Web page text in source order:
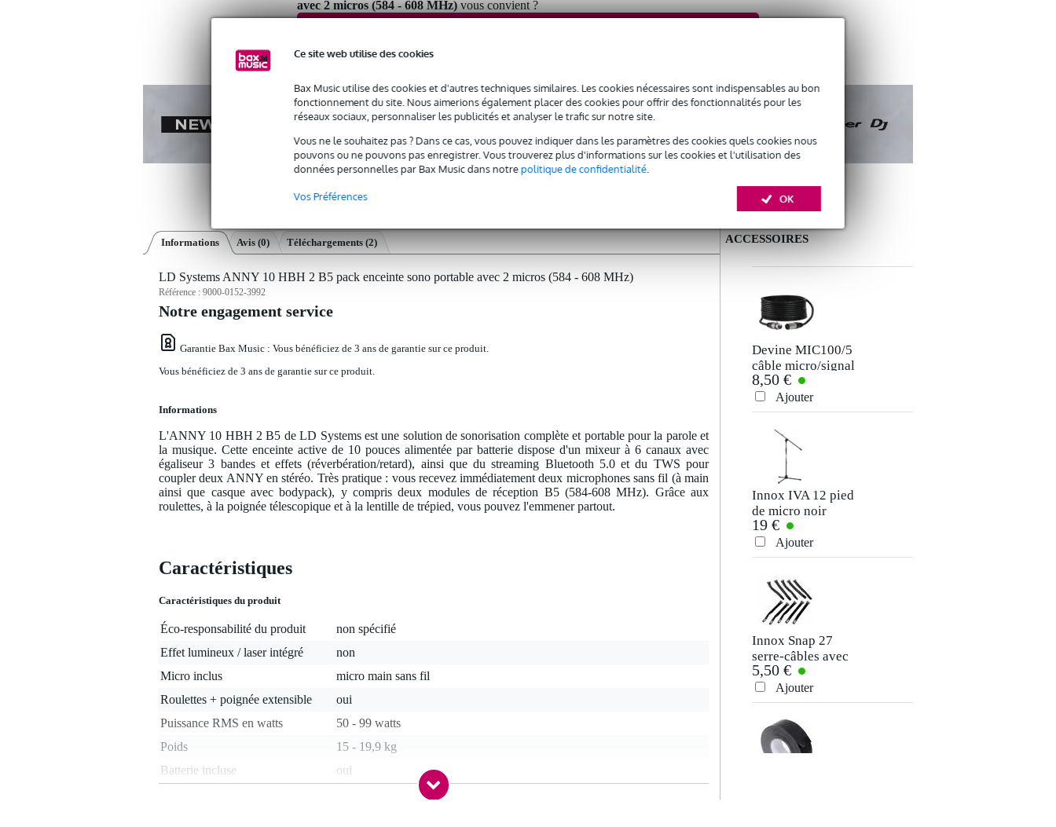
Ce site web utilise des cookies
Bax Music utilise des cookies et d'autres techniques similaires. Les cookies nécessaires sont indispensables au bon
fonctionnement du site. Nous aimerions également placer des cookies pour offrir des fonctionnalités pour les
réseaux sociaux, personnaliser les publicités et analyser le trafic sur notre site.
Vous ne le souhaitez pas ? Dans ce cas, vous pouvez indiquer dans les paramètres des cookies quels cookies nous
pouvons ou ne pouvons pas enregistrer. Vous trouverez plus d'informations sur les cookies et l'utilisation des
données personnelles par Bax Music dans notrepolitique de confidentialité.
OK
Vos Préférences
avec 2 micros (584 - 608 MHz)vous convient ?
Informations Avis (0) Téléchargements (2)
LD Systems ANNY 10 HBH 2 B5 pack enceinte sono portable avec 2 micros (584 - 608 MHz)
Référence : 9000-0152-3992
Notre engagement service
Garantie Bax Music : Vous bénéficiez de 3 ans de garantie sur ce produit.
Vous bénéficiez de 3 ans de garantie sur ce produit.
Informations
L'ANNY 10 HBH 2 B5 de LD Systems est une solution de sonorisation complète et portable pour la parole et
la musique. Cette enceinte active de 10 pouces alimentée par batterie dispose d'un mixeur à 6 canaux avec
égaliseur 3 bandes et effets (réverbération/retard), ainsi que du streaming Bluetooth 5.0 et du TWS pour
coupler deux ANNY en stéréo. Très pratique : vous recevez immédiatement deux microphones sans fil (à main
ainsi que casque avec bodypack), y compris deux modules de réception B5 (584-608 MHz). Grâce aux
roulettes, à la poignée télescopique et à la lentille de trépied, vous pouvez l'emmener partout.
Caractéristiques
Caractéristiques du produit
Éco-responsabilité du produit
non spécifié
Effet lumineux / laser intégré
non
Micro inclus
micro main sans fil
Roulettes + poignée extensible
oui
Puissance RMS en watts
50 - 99 watts
Poids
15 - 19,9 kg
Batterie incluse
oui
Bluetooth, entrée ligne
Votre nom
Votre avis
Votre expérience
Envoyer
Il n'y a pas encore d'avis pour ce produit.
ACCESSOIRES
Devine MIC100/5
câble micro/signal
XLR 5 mètres
8,50 €
Ajouter
Innox IVA 12 pied
de micro noir
19 €
Ajouter
Innox Snap 27
serre-câbles avec
bande autocollante
5,50 €
Ajouter